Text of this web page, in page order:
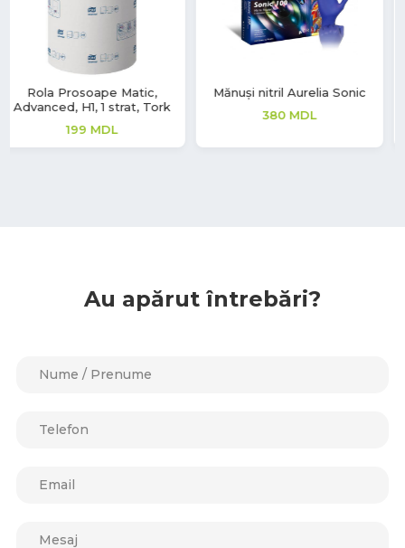
Mănuși nitril Aurelia Sonic
380MDL
Mănuși Synmax V
149MDL
Au apărut întrebări?